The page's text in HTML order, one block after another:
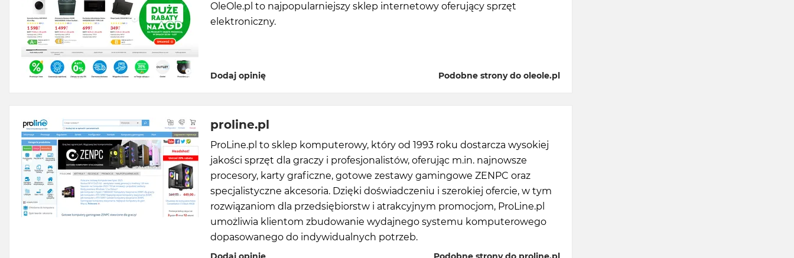
OleOle.pl to najpopularniejszy sklep internetowy oferujący sprzęt
elektroniczny.
Dodaj opinię Podobne strony do oleole.pl
proline.pl
ProLine.pl to sklep komputerowy, który od 1993 roku dostarcza wysokiej
jakości sprzęt dla graczy i profesjonalistów, oferując m.in. najnowsze
procesory, karty graficzne, gotowe zestawy gamingowe ZENPC oraz
specjalistyczne akcesoria. Dzięki doświadczeniu i szerokiej ofercie, w tym
rozwiązaniom dla przedsiębiorstw i atrakcyjnym promocjom, ProLine.pl
umożliwia klientom zbudowanie wydajnego systemu komputerowego
dopasowanego do indywidualnych potrzeb.